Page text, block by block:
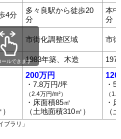
4分
多々良駅から徒歩20
分
本
分
市街化調整区域 市
1983年築、木造
200万円
・7.8万円/坪
（2.4万円/m²）
・床面積85㎡
（土地面積310㎡）
120
・
（
・
（
ールできます
ブラリ 」